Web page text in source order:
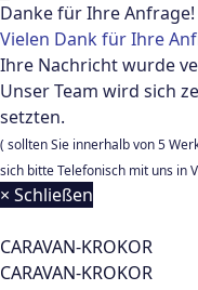
Danke für Ihre Anfrage!
Vielen Dank für Ihre
Ihre Nachricht wurde
Unser Team wird sich
setzten.
( sollten Sie innerhalb von 5
sich bitte Telefonisch mit uns in
× Schließen
CARAVAN-KROKOR
CARAVAN-KROKOR